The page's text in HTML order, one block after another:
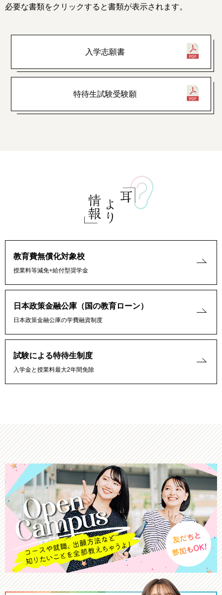
必要な書類をクリックすると書類が表示されます。
入学志願書
特待生試験受験願
教育費無償化対象校
授業料等減免+給付型奨学金
日本政策金融公庫（国の教育ローン）
日本政策金融公庫の学費融資制度
試験による特待生制度
入学金と授業料最大2年間免除